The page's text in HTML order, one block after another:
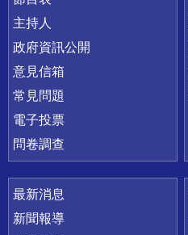
主持人
政府資訊公開
意見信箱
常見問題
電子投票
問卷調查
最新消息
新聞報導